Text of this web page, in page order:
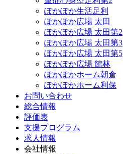
ぽかぽか生活足利
ぽかぽか広場 太田
ぽかぽか広場 太田第2
ぽかぽか広場 太田第3
ぽかぽか広場 太田第5
ぽかぽか広場 館林
ぽかぽかホーム朝倉
ぽかぽかホーム利保
お問い合わせ
総合情報
評価表
支援プログラム
求人情報
会社情報